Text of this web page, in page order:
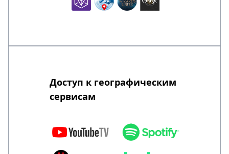
Доступ к географическим
сервисам